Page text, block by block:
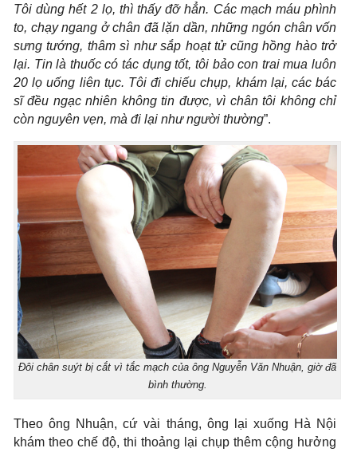
Tôi dùng hết 2 lọ, thì thấy đỡ hẳn. Các mạch máu phình
to, chạy ngang ở chân đã lặn dần, những ngón chân vốn
sưng tướng, thâm sì như sắp hoạt tử cũng hồng hào trở
lại. Tin là thuốc có tác dụng tốt, tôi bảo con trai mua luôn
20 lọ uống liên tục. Tôi đi chiếu chụp, khám lại, các bác
sĩ đều ngạc nhiên không tin được, vì chân tôi không chỉ
còn nguyên vẹn, mà đi lại như người thường”.
Đôi chân suýt bị cắt vì tắc mạch của ông Nguyễn Văn Nhuận, giờ đã
bình thường.
Theo ông Nhuận, cứ vài tháng, ông lại xuống Hà Nội
khám theo chế độ, thi thoảng lại chụp thêm cộng hưởng